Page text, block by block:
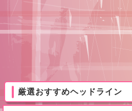
厳選おすすめヘッドライン